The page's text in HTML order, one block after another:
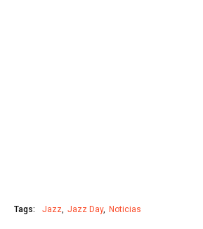
Tags: Jazz Jazz Day Noticias